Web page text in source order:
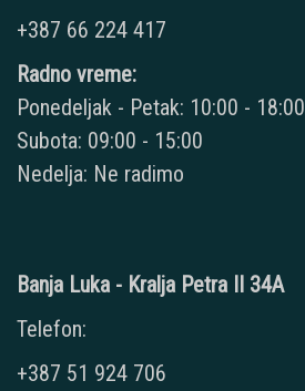
+387 66 224 417
Radno vreme:
Ponedeljak - Petak: 10:00 - 18:00
Subota: 09:00 - 15:00
Nedelja: Ne radimo
Banja Luka - Kralja Petra II 34A
Telefon:
+387 51 924 706